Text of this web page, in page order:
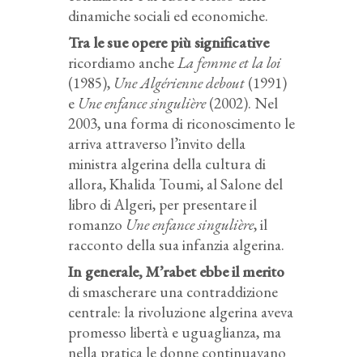
dinamiche sociali ed economiche.
Tra le sue opere più significative
ricordiamo ancheLa femme et la loi
(1985), Une Algérienne debout (1991)
e Une enfance singulière(2002). Nel
2003, una forma di riconoscimento le
arriva attraverso l’invito della
ministra algerina della cultura di
allora, Khalida Toumi, al Salone del
libro di Algeri, per presentare il
romanzo Une enfance singulière, il
racconto della sua infanzia algerina.
In generale, M’rabet ebbe il merito
di smascherare una contraddizione
centrale: la rivoluzione algerina aveva
promesso libertà e uguaglianza, ma
nella pratica le donne continuavano